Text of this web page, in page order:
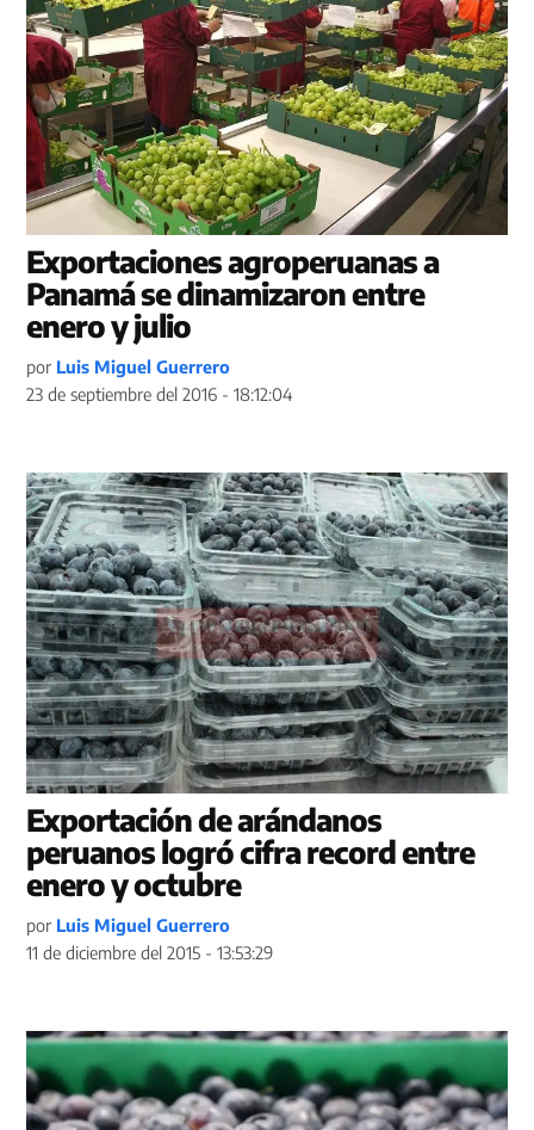
Exportaciones agroperuanas a
Panamá se dinamizaron entre
enero y julio
por Luis Miguel Guerrero
23 de septiembre del 2016 - 18:12:04
Exportación de arándanos
peruanos logró cifra record entre
enero y octubre
por Luis Miguel Guerrero
11 de diciembre del 2015 - 13:53:29